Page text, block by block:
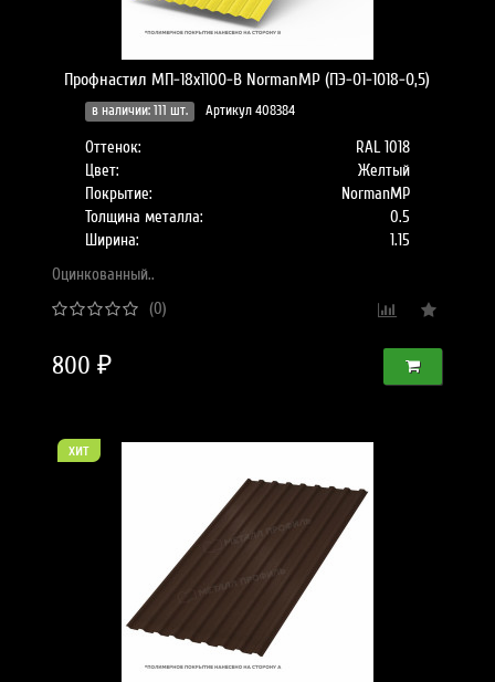
Профнастил МП-18x1100-B NormanMP (ПЭ-01-1018-0,5)
в наличии: 111 шт. Артикул 408384
Оттенок:
RAL 1018
Цвет:
Желтый
Покрытие:
NormanMP
Толщина металла:
0.5
Ширина:
1.15
Оцинкованный..
(0)
800 ₽
хит